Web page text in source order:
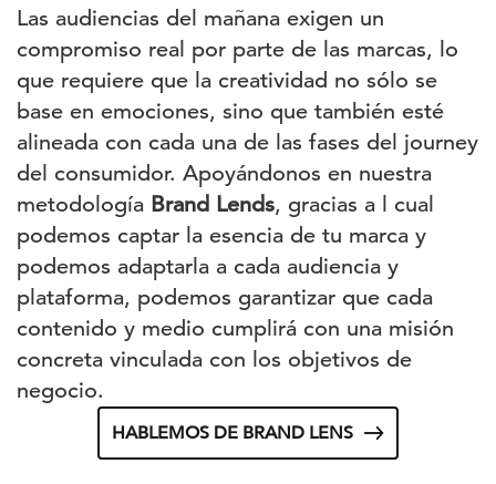
Las audiencias del mañana exigen un
compromiso real por parte de las marcas, lo
que requiere que la creatividad no sólo se
base en emociones, sino que también esté
alineada con cada una de las fases del journey
del consumidor. Apoyándonos en nuestra
metodología Brand Lends, gracias a l cual
podemos captar la esencia de tu marca y
podemos adaptarla a cada audiencia y
plataforma, podemos garantizar que cada
contenido y medio cumplirá con una misión
concreta vinculada con los objetivos de
negocio.
HABLEMOS DE BRAND LENS